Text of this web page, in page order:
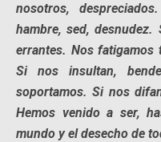
nosotros,
hambre, sed, desnudez.
errantes. Nos fatigamos
Si nos insultan,
soportamos. Si nos
Hemos venido a ser,
mundo y el desecho de